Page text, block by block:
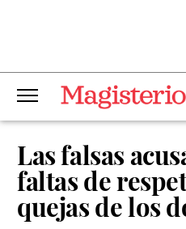
Las falsas
faltas de
quejas de los